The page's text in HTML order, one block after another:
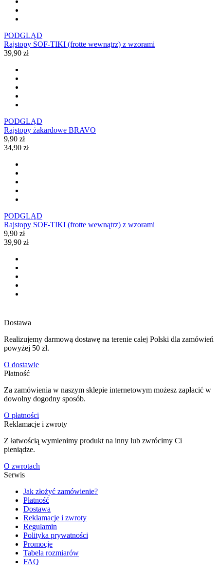
PODGLĄD
Rajstopy SOF-TIKI (frotte wewnątrz) z wzorami
39,90 zł
PODGLĄD
Rajstopy żakardowe BRAVO
9,90 zł
34,90 zł
PODGLĄD
Rajstopy SOF-TIKI (frotte wewnątrz) z wzorami
9,90 zł
39,90 zł
Dostawa
Realizujemy darmową dostawę na terenie całej Polski dla zamówień
powyżej 50 zł.
O dostawie
Płatność
Za zamówienia w naszym sklepie internetowym możesz zapłacić w
dowolny dogodny sposób.
O płatności
Reklamacje i zwroty
Z łatwością wymienimy produkt na inny lub zwrócimy Ci
pieniądze.
O zwrotach
Serwis
Jak złożyć zamówienie?
Płatność
Dostawa
Reklamacje i zwroty
Regulamin
Polityka prywatności
Promocje
Tabela rozmiarów
FAQ